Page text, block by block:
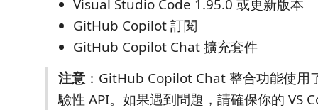
Visual Studio Code 1.95.0 或更新版本
GitHub Copilot 訂閱
GitHub Copilot Chat 擴充套件
注意 ：GitHub Copilot Chat 整合功能使用
驗性 API。如果遇到問題，請確保你的 VS